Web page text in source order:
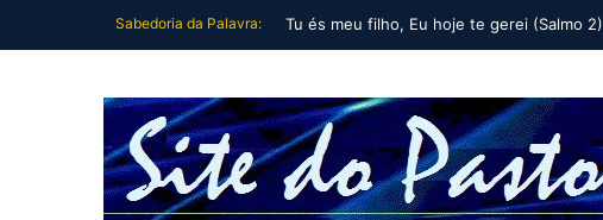
Sabedoria da Palavra: Tu és meu filho, Eu hoje te gerei (Salmo 2)